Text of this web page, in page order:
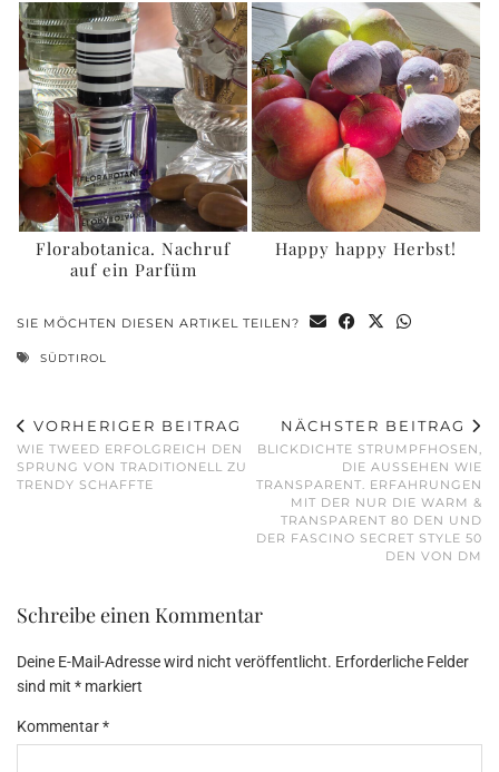
Florabotanica. Nachruf
auf ein Parfüm
Happy happy Herbst!
SIE MÖCHTEN DIESEN ARTIKEL TEILEN?
SÜDTIROL
VORHERIGER BEITRAG
WIE TWEED ERFOLGREICH DEN
SPRUNG VON TRADITIONELL ZU
TRENDY SCHAFFTE
NÄCHSTER BEITRAG
BLICKDICHTE STRUMPFHOSEN,
DIE AUSSEHEN WIE
TRANSPARENT. ERFAHRUNGEN
MIT DER NUR DIE WARM &
TRANSPARENT 80 DEN UND
DER FASCINO SECRET STYLE 50
DEN VON DM
Schreibe einen Kommentar
Deine E-Mail-Adresse wird nicht veröffentlicht. Erforderliche Felder
sind mit * markiert
Kommentar*